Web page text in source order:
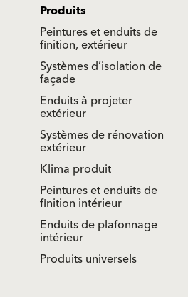
Produits
Peintures et enduits de
finition, extérieur
Systèmes d’isolation de
façade
Enduits à projeter
extérieur
Systèmes de rénovation
extérieur
Klima produit
Peintures et enduits de
finition intérieur
Enduits de plafonnage
intérieur
Produits universels